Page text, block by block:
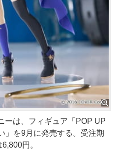
は、フィギュア「POP UP
」を9月に発売する。受注期
円。